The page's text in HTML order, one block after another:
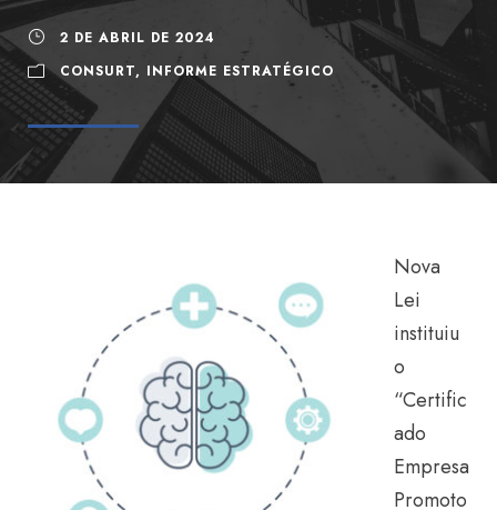
2 DE ABRIL DE 2024
CONSURT, INFORME ESTRATÉGICO
Nova
Lei
instituiu
o
“Certific
ado
Empresa
Promoto